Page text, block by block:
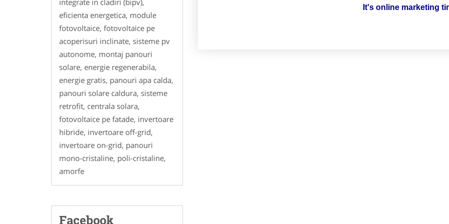
eficienta energetica, module
fotovoltaice, fotovoltaice pe
acoperisuri inclinate, sisteme pv
autonome, montaj panouri
solare, energie regenerabila,
energie gratis, panouri apa calda,
panouri solare caldura, sisteme
retrofit, centrala solara,
fotovoltaice pe fatade, invertoare
hibride, invertoare off-grid,
invertoare on-grid, panouri
mono-cristaline, poli-cristaline,
amorfe
Facebook
It's online marketing